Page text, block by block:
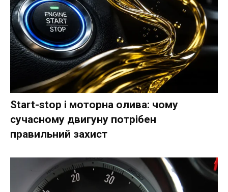
Start-stop і моторна олива: чому
сучасному двигуну потрібен
правильний захист